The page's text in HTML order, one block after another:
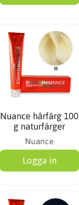
Nuance hårfärg 100
g naturfärger
Nuance
Logga in